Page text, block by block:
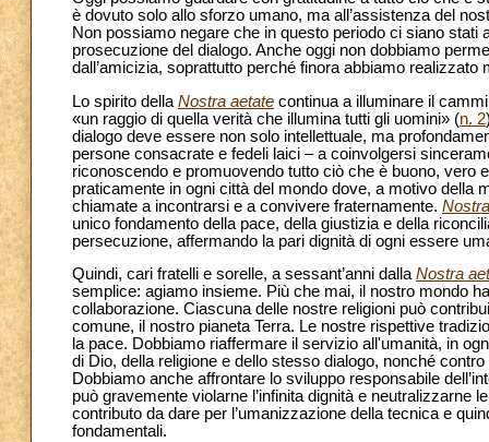
è dovuto solo allo sforzo umano, ma all’assistenza del
Non possiamo negare che in questo periodo ci siano
prosecuzione del dialogo. Anche oggi non dobbiamo
dall’amicizia, soprattutto perché finora abbiamo realizzato
Lo spirito della Nostra aetate continua a illuminare il
«un raggio di quella verità che illumina tutti gli uomini» (n. 2
dialogo deve essere non solo intellettuale, ma
persone consacrate e fedeli laici – a coinvolgersi
riconoscendo e promuovendo tutto ciò che è buono, vero
praticamente in ogni città del mondo dove, a motivo della
chiamate a incontrarsi e a convivere fraternamente.
unico fondamento della pace, della giustizia e della
persecuzione, affermando la pari dignità di ogni essere
Quindi, cari fratelli e sorelle, a sessant’anni dalla Nostra
semplice: agiamo insieme. Più che mai, il nostro mondo
collaborazione. Ciascuna delle nostre religioni può
comune, il nostro pianeta Terra. Le nostre rispettive
la pace. Dobbiamo riaffermare il servizio all'umanità, in
di Dio, della religione e dello stesso dialogo, nonché
Dobbiamo anche affrontare lo sviluppo responsabile
può gravemente violarne l’infinita dignità e neutralizzarne
contributo da dare per l’umanizzazione della tecnica e
fondamentali.